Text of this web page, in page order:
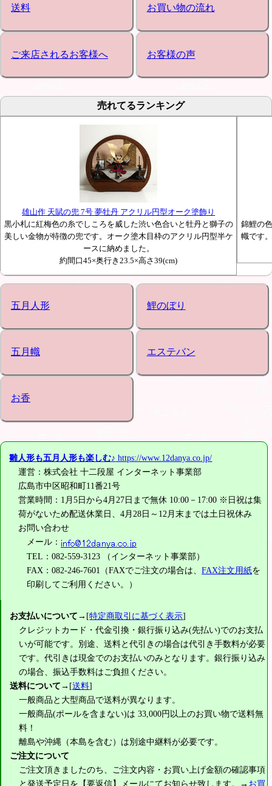
送料 お買い物の流れ
ご来店されるお客様へ お客様の声
売れてるランキング
雄山作 天賦の兜 7号 夢牡丹 アクリル円型オーク塗飾り
黒小札に紅梅色の糸でしころを威した渋い色合いと牡丹と獅子の
美しい金物が特徴の兜です。オーク塗木目枠のアクリル円型半ケ
ースに納めました。
約間口45×奥行き23.5×高さ39(cm)
錦鯉の
幟です
五月人形 鯉のぼり
五月幟 エステバン
お香
雛人形も五月人形も楽しむ♪ https://www.12danya.co.jp/
運営：株式会社 十二段屋 インターネット事業部
広島市中区昭和町11番21号
営業時間：1月5日から4月27日まで無休 10:00－17:00 ※日祝は集
荷がないため配送休業日、4月28日～12月末までは土日祝休み
お問い合わせ
メール：
TEL：082-559-3123 （インターネット事業部）
FAX：082-246-7601（FAXでご注文の場合は、FAX注文用紙を
印刷してご利用ください。）
お支払いについて→[特定商取引に基づく表示]
クレジットカード・代金引換・銀行振り込み(先払い)でのお支払
いが可能です。別途、送料と代引きの場合は代引き手数料が必要
です。代引きは現金でのお支払いのみとなります。銀行振り込み
の場合、振込手数料はご負担ください。
送料について→[送料]
一般商品と大型商品で送料が異なります。
一般商品(ポールを含まない)は 33,000円 以上のお買い物で送料無
料！
離島や沖縄（本島を含む）は別途中継料が必要です。
ご注文について
ご注文頂きましたのち、ご注文内容・お買い上げ金額の確認事項
と発送予定日を【要返信】メールにてお知らせ致します。→ お買